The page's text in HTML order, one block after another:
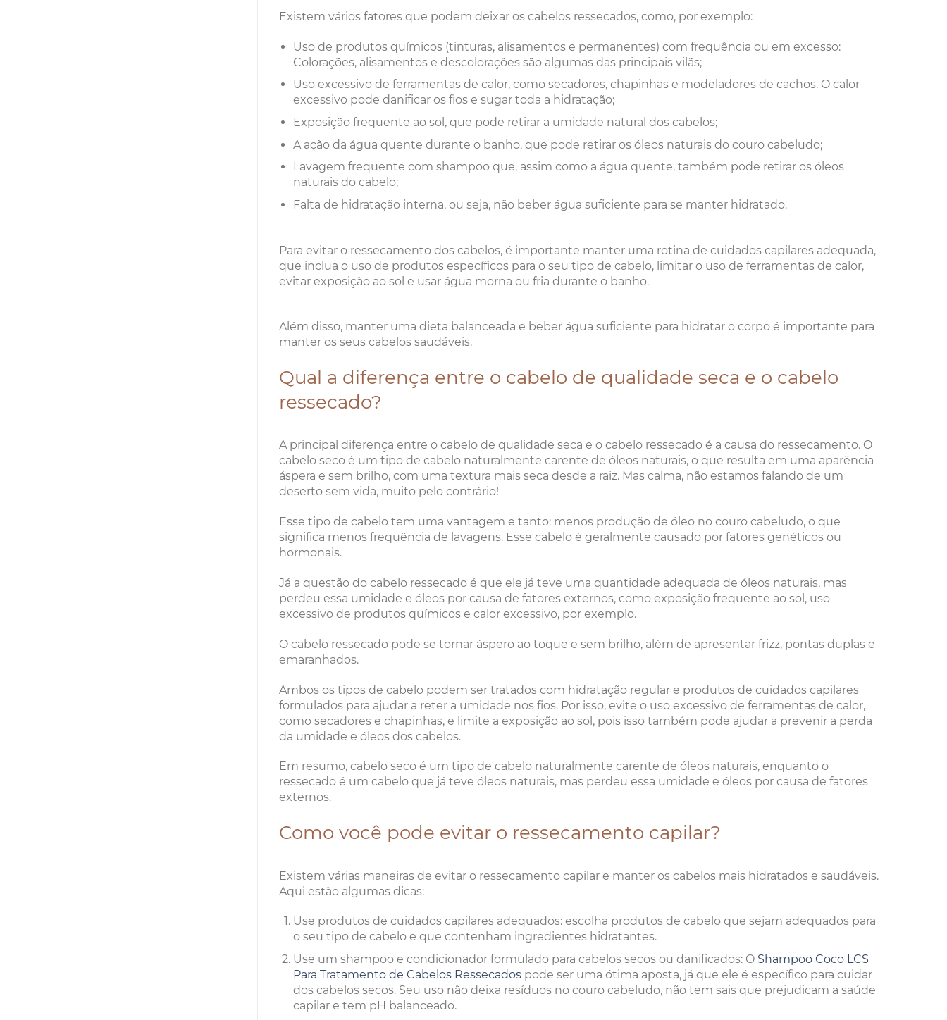
Existem vários fatores que podem deixar os cabelos ressecados, como, por exemplo:
Uso de produtos químicos (tinturas, alisamentos e permanentes) com frequência ou em excesso:
Colorações, alisamentos e descolorações são algumas das principais vilãs;
Uso excessivo de ferramentas de calor, como secadores, chapinhas e modeladores de cachos. O calor
excessivo pode danificar os fios e sugar toda a hidratação;
Exposição frequente ao sol, que pode retirar a umidade natural dos cabelos;
A ação da água quente durante o banho, que pode retirar os óleos naturais do couro cabeludo;
Lavagem frequente com shampoo que, assim como a água quente, também pode retirar os óleos
naturais do cabelo;
Falta de hidratação interna, ou seja, não beber água suficiente para se manter hidratado.
Para evitar o ressecamento dos cabelos, é importante manter uma rotina de cuidados capilares adequada,
que inclua o uso de produtos específicos para o seu tipo de cabelo, limitar o uso de ferramentas de calor,
evitar exposição ao sol e usar água morna ou fria durante o banho.
Além disso, manter uma dieta balanceada e beber água suficiente para hidratar o corpo é importante para
manter os seus cabelos saudáveis.
Qual a diferença entre o cabelo de qualidade seca e o cabelo
ressecado?
A principal diferença entre o cabelo de qualidade seca e o cabelo ressecado é a causa do ressecamento. O
cabelo seco é um tipo de cabelo naturalmente carente de óleos naturais, o que resulta em uma aparência
áspera e sem brilho, com uma textura mais seca desde a raiz. Mas calma, não estamos falando de um
deserto sem vida, muito pelo contrário!
Esse tipo de cabelo tem uma vantagem e tanto: menos produção de óleo no couro cabeludo, o que
significa menos frequência de lavagens. Esse cabelo é geralmente causado por fatores genéticos ou
hormonais.
Já a questão do cabelo ressecado é que ele já teve uma quantidade adequada de óleos naturais, mas
perdeu essa umidade e óleos por causa de fatores externos, como exposição frequente ao sol, uso
excessivo de produtos químicos e calor excessivo, por exemplo.
O cabelo ressecado pode se tornar áspero ao toque e sem brilho, além de apresentar frizz, pontas duplas e
emaranhados.
Ambos os tipos de cabelo podem ser tratados com hidratação regular e produtos de cuidados capilares
formulados para ajudar a reter a umidade nos fios. Por isso, evite o uso excessivo de ferramentas de calor,
como secadores e chapinhas, e limite a exposição ao sol, pois isso também pode ajudar a prevenir a perda
da umidade e óleos dos cabelos.
Em resumo, cabelo seco é um tipo de cabelo naturalmente carente de óleos naturais, enquanto o
ressecado é um cabelo que já teve óleos naturais, mas perdeu essa umidade e óleos por causa de fatores
externos.
Como você pode evitar o ressecamento capilar?
Existem várias maneiras de evitar o ressecamento capilar e manter os cabelos mais hidratados e saudáveis.
Aqui estão algumas dicas:
Use produtos de cuidados capilares adequados: escolha produtos de cabelo que sejam adequados para
o seu tipo de cabelo e que contenham ingredientes hidratantes.
Use um shampoo e condicionador formulado para cabelos secos ou danificados: O Shampoo Coco LCS
Para Tratamento de Cabelos Ressecados pode ser uma ótima aposta, já que ele é específico para cuidar
dos cabelos secos. Seu uso não deixa resíduos no couro cabeludo, não tem sais que prejudicam a saúde
capilar e tem pH balanceado.